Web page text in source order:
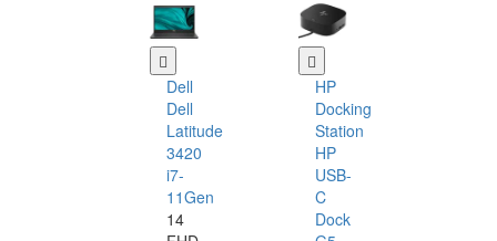
Dell
Dell
Latitude
3420
i7-
11Gen
14
HP
Docking
Station
HP
USB-
C
Dock